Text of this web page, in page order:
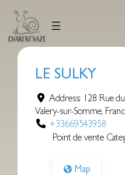
contenu
LE SULKY
Address: 128 Rue
Valery-sur-Somme,
+33669543958
Point de vente
Map